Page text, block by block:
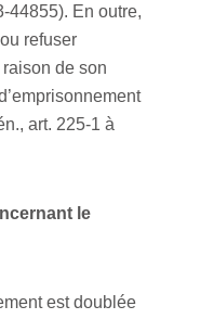
44855). En outre,
refuser
de son
art. 225-1 à
le
est doublée